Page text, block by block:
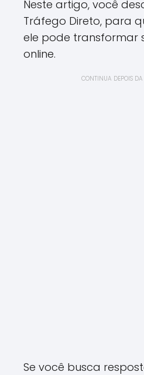
Neste artigo, você
Tráfego Direto, para
ele pode transformar
online.
CONTINUA DEPOIS
Se você busca